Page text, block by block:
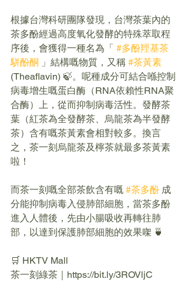
根據台灣科研團隊發現，台灣茶葉內的
茶多酚經過高度氧化發酵的特殊萃取程
序後，會獲得一種名為「 #多酚羥基茶
駢酚酮 」結構嘅物質，又稱 #茶黃素
(Theaflavin) 🍃。呢種成分可結合喺控制
病毒增生嘅蛋白酶（RNA依賴性RNA聚
合酶）上，從而抑制病毒活性。發酵茶
葉（紅茶為全發酵茶、烏龍茶為半發酵
茶）含有嘅茶黃素會相對較多。換言
之，茶一刻烏龍茶及檸茶就最多茶黃素
啦！
而茶一刻嘅全部茶飲含有嘅 #茶多酚 成
分能抑制病毒入侵肺部細胞，當茶多酚
進入人體後，先由小腸吸收再轉往肺
部，以達到保護肺部細胞的效果㗎 🍵
🛒 HKTV Mall
茶一刻綠茶｜https://bit.ly/3ROVljC